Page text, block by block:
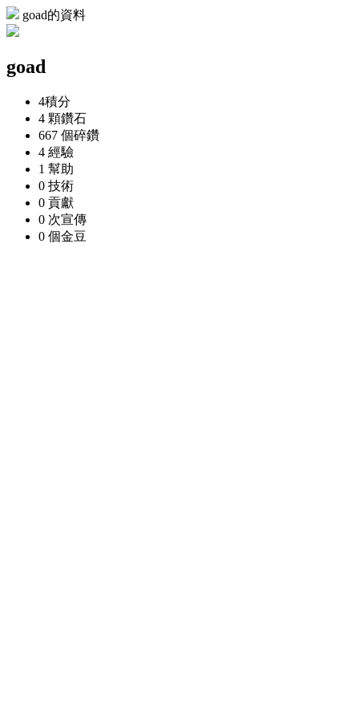
goad的資料
goad
4積分
4 顆鑽石
667 個碎鑽
4 經驗
1 幫助
0 技術
0 貢獻
0 次宣傳
0 個金豆